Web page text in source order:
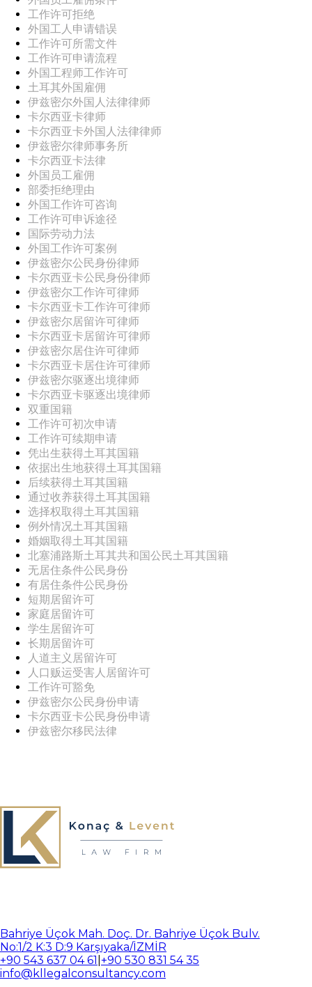
工作许可拒绝
外国工人申请错误
工作许可所需文件
工作许可申请流程
外国工程师工作许可
土耳其外国雇佣
伊兹密尔外国人法律律师
卡尔西亚卡律师
卡尔西亚卡外国人法律律师
伊兹密尔律师事务所
卡尔西亚卡法律
外国员工雇佣
部委拒绝理由
外国工作许可咨询
工作许可申诉途径
国际劳动力法
外国工作许可案例
伊兹密尔公民身份律师
卡尔西亚卡公民身份律师
伊兹密尔工作许可律师
卡尔西亚卡工作许可律师
伊兹密尔居留许可律师
卡尔西亚卡居留许可律师
伊兹密尔居住许可律师
卡尔西亚卡居住许可律师
伊兹密尔驱逐出境律师
卡尔西亚卡驱逐出境律师
双重国籍
工作许可初次申请
工作许可续期申请
凭出生获得土耳其国籍
依据出生地获得土耳其国籍
后续获得土耳其国籍
通过收养获得土耳其国籍
选择权取得土耳其国籍
例外情况土耳其国籍
婚姻取得土耳其国籍
北塞浦路斯土耳其共和国公民土耳其国籍
无居住条件公民身份
有居住条件公民身份
短期居留许可
家庭居留许可
学生居留许可
长期居留许可
人道主义居留许可
人口贩运受害人居留许可
工作许可豁免
伊兹密尔公民身份申请
卡尔西亚卡公民身份申请
伊兹密尔移民法律
Bahriye Üçok Mah. Doç. Dr. Bahriye Üçok Bulv.
No:1/2 K:3 D:9 Karşıyaka/İZMİR
+90 543 637 04 61 +90 530 831 54 35
info@kllegalconsultancy.com